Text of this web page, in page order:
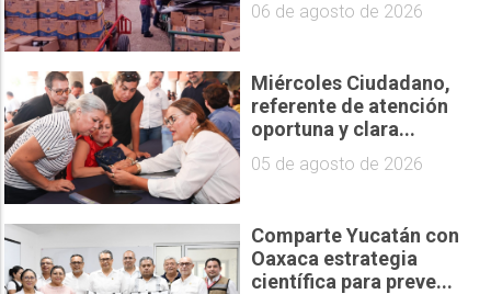
06 de agosto de 2026
Miércoles Ciudadano,
referente de atención
oportuna y clara...
05 de agosto de 2026
Comparte Yucatán con
Oaxaca estrategia
científica para preve...